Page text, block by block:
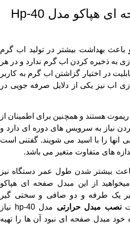
مبدل حرارتی صفحه ای هپاکو مدل Hp-40
باعث بهداشت بیشتر در تولید اب گرم
به ذخیره کردن اب گرم ندارد و در هر
در اختیار گزاشتن اب گرم به کاربر
اب نیز یکی از دلایل صرفه جویی در
هستند و همچنین برای اطمینان از
نیاز به سرویس های دوره ای دارد و
انها را با اسید می شویند. گفتنی است
های متفاوت متغیر می باشد.
بیشتر شدن طول عمر دستگاه نیز
از این مبدل صفحه ای هپاکو
یک طرفه و دو صافی و سختی گیر
نصب مبدل حرارتی
مدل hp-40 نیاز
خود مبدل صفحه ای نبود آن ها را تهیه